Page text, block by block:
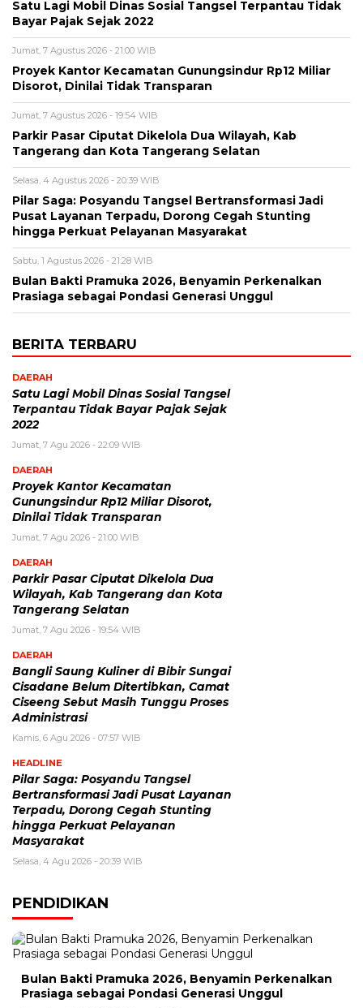
Satu Lagi Mobil Dinas Sosial Tangsel Terpantau Tidak
Bayar Pajak Sejak 2022
Jumat, 7 Agustus 2026 - 21:00 WIB
Proyek Kantor Kecamatan Gunungsindur Rp12 Miliar
Disorot, Dinilai Tidak Transparan
Jumat, 7 Agustus 2026 - 19:54 WIB
Parkir Pasar Ciputat Dikelola Dua Wilayah, Kab
Tangerang dan Kota Tangerang Selatan
Selasa, 4 Agustus 2026 - 20:39 WIB
Pilar Saga: Posyandu Tangsel Bertransformasi Jadi
Pusat Layanan Terpadu, Dorong Cegah Stunting
hingga Perkuat Pelayanan Masyarakat
Sabtu, 1 Agustus 2026 - 21:28 WIB
Bulan Bakti Pramuka 2026, Benyamin Perkenalkan
Prasiaga sebagai Pondasi Generasi Unggul
BERITA TERBARU
DAERAH
Satu Lagi Mobil Dinas Sosial Tangsel
Terpantau Tidak Bayar Pajak Sejak
2022
Jumat, 7 Agu 2026 - 22:09 WIB
DAERAH
Proyek Kantor Kecamatan
Gunungsindur Rp12 Miliar Disorot,
Dinilai Tidak Transparan
Jumat, 7 Agu 2026 - 21:00 WIB
DAERAH
Parkir Pasar Ciputat Dikelola Dua
Wilayah, Kab Tangerang dan Kota
Tangerang Selatan
Jumat, 7 Agu 2026 - 19:54 WIB
DAERAH
Bangli Saung Kuliner di Bibir Sungai
Cisadane Belum Ditertibkan, Camat
Ciseeng Sebut Masih Tunggu Proses
Administrasi
Kamis, 6 Agu 2026 - 07:57 WIB
HEADLINE
Pilar Saga: Posyandu Tangsel
Bertransformasi Jadi Pusat Layanan
Terpadu, Dorong Cegah Stunting
hingga Perkuat Pelayanan
Masyarakat
Selasa, 4 Agu 2026 - 20:39 WIB
PENDIDIKAN
Bulan Bakti Pramuka 2026, Benyamin Perkenalkan
Prasiaga sebagai Pondasi Generasi Unggul